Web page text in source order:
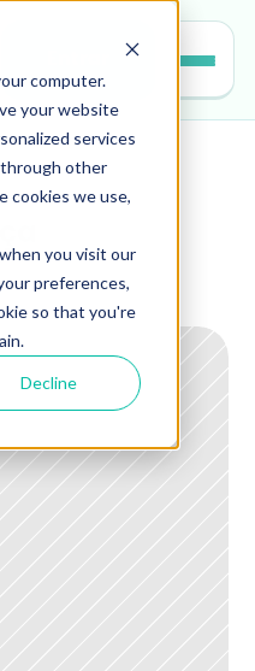
computer.
your website
services
other
cookies we use,
you visit our
preferences,
so that you're
Decline